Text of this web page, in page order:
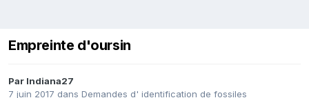
Empreinte d'oursin
Par Indiana27
7 juin 2017 dans Demandes d' identification de fossiles